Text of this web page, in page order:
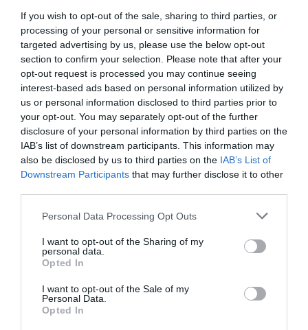
If you wish to opt-out of the sale, sharing to third parties, or
processing of your personal or sensitive information for
targeted advertising by us, please use the below opt-out
section to confirm your selection. Please note that after your
opt-out request is processed you may continue seeing
interest-based ads based on personal information utilized by
us or personal information disclosed to third parties prior to
your opt-out. You may separately opt-out of the further
disclosure of your personal information by third parties on the
IAB’s list of downstream participants. This information may
also be disclosed by us to third parties on the IAB’s List of
Downstream Participants that may further disclose it to other
Personal Data Processing Opt Outs
I want to opt-out of the Sharing of my
personal data.
Opted In
I want to opt-out of the Sale of my
Personal Data.
Opted In